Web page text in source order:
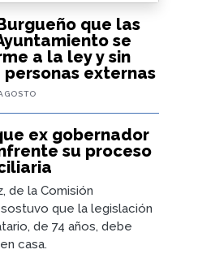
que las
se
a la ley y sin
externas
ex gobernador
su proceso
de la Comisión
que la legislación
de 74 años, debe
casa.